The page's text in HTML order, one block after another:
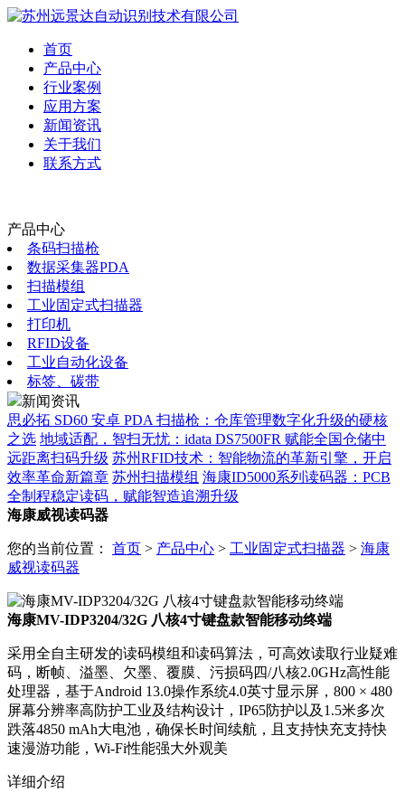
首页
产品中心
行业案例
应用方案
新闻资讯
关于我们
联系方式
产品中心
条码扫描枪
数据采集器PDA
扫描模组
工业固定式扫描器
打印机
RFID设备
工业自动化设备
标签、碳带
新闻资讯
思必拓 SD60 安卓 PDA 扫描枪：仓库管理数字化升级的硬核
之选 地域适配，智扫无忧：idata DS7500FR 赋能全国仓储中
远距离扫码升级 苏州RFID技术：智能物流的革新引擎，开启
效率革命新篇章 苏州扫描模组 海康ID5000系列读码器：PCB
全制程稳定读码，赋能智造追溯升级
海康威视读码器
您的当前位置： 首页 > 产品中心 > 工业固定式扫描器 > 海康
威视读码器
海康MV-IDP3204/32G 八核4寸键盘款智能移动终端
采用全自主研发的读码模组和读码算法，可高效读取行业疑难
码，断帧、溢墨、欠墨、覆膜、污损码四/八核2.0GHz高性能
处理器，基于Android 13.0操作系统4.0英寸显示屏，800 × 480
屏幕分辨率高防护工业及结构设计，IP65防护以及1.5米多次
跌落4850 mAh大电池，确保长时间续航，且支持快充支持快
速漫游功能，Wi-Fi性能强大外观美
详细介绍